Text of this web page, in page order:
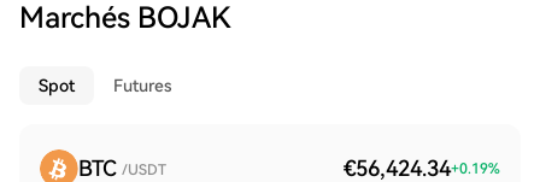
Marchés BOJAK
Spot Futures
BTC /USDT €56,424.34+0.19%